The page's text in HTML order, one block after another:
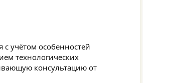
учётом особенностей
технологических
консультацию от